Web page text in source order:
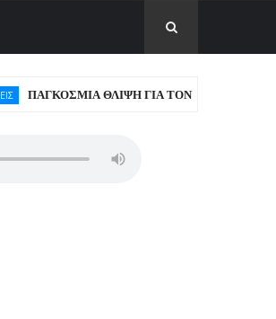
ΘΛΙΨΗ ΓΙΑ ΤΟΝ ΜΠΡΟΥΣ ΓΟΥΙΛΙΣ